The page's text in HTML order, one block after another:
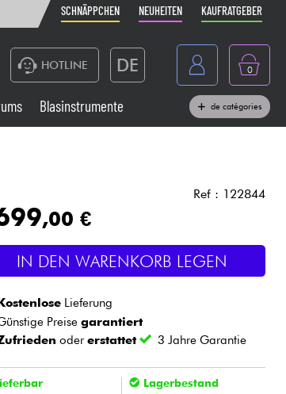
SCHNÄPPCHEN NEUHEITEN KAUFRATGEBER
HOTLINE DE
Belgique
Nederland
0
Sound
& Zubehöre
Blasinstrumente de catégories
Ref : 122844
,00 €
IN DEN WARENKORB LEGEN
Lieferung
Preisegarantiert
odererstattet 3 Jahre Garantie
Lagerbestand